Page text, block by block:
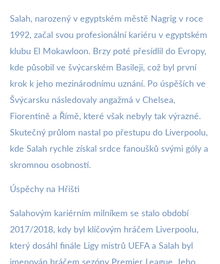
Salah, narozený v egyptském městě Nagrig v roce
1992, začal svou profesionální kariéru v egyptském
klubu El Mokawloon. Brzy poté přesídlil do Evropy,
kde působil ve švýcarském Basileji, což byl první
krok k jeho mezinárodnímu uznání. Po úspěších ve
Švýcarsku následovaly angažmá v Chelsea,
Fiorentině a Římě, které však nebyly tak výrazné.
Skutečný průlom nastal po přestupu do Liverpoolu,
kde Salah rychle získal srdce fanoušků svými góly a
skromnou osobností.
Úspěchy na Hřišti
Salahovým kariérním milníkem se stalo období
2017/2018, kdy byl klíčovým hráčem Liverpoolu,
který dosáhl finále Ligy mistrů UEFA a Salah byl